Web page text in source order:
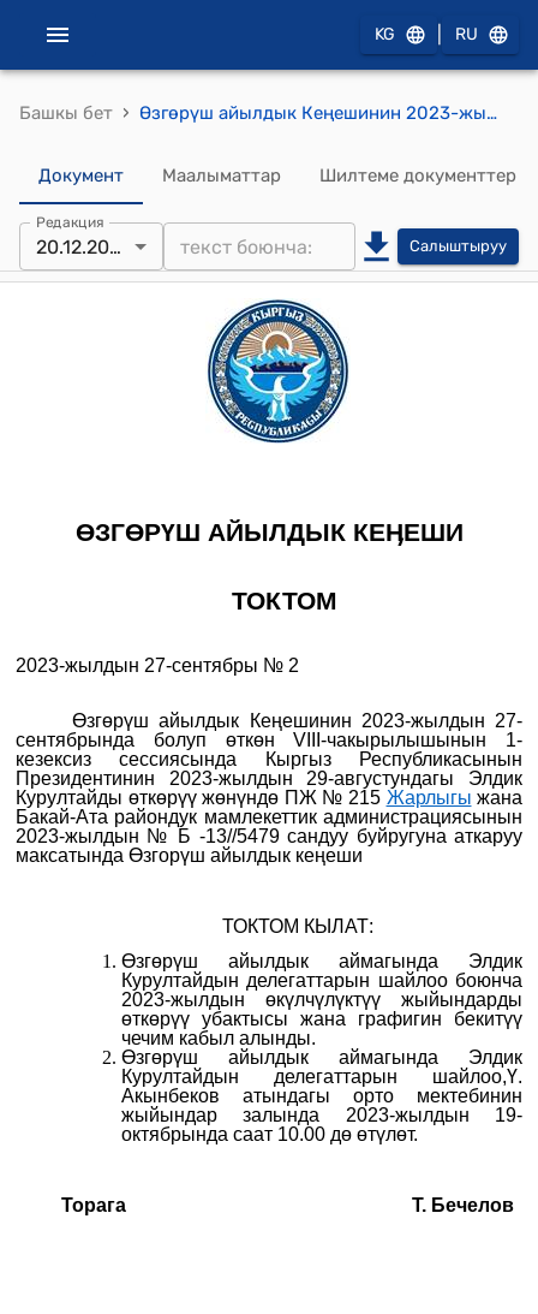
KG RU
Башкы бет › Өзгөрүш айылдык Кеңешинин 2023-жылдын 27-сентябрындагы №2 "Өзгөрүш айылдык Кеңешинин 2023-жылдын 27-сентябрында болуп өткөн VIII-чакырылышынын 1-кезексиз сессиясында Кыргыз Республикасынын Президентинин 2023-жылдын 29-августундагы Элдик Курултайды өткөрүү жөнүндө ПЖ № 215 Жарлыгы жана Бакай-Ата райондук мамлекеттик администрациясынын 2023-жылдын № Б -13//5479 сандуу буйругуна аткаруу" токтому
Документ Маалыматтар Шилтеме документтер
Редакция
20.12.2023 Салыштыруу